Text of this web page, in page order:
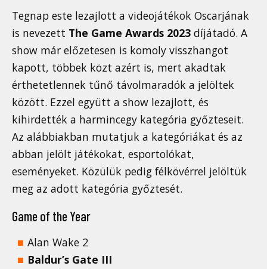
Tegnap este lezajlott a videojátékok Oscarjának
is nevezett The Game Awards 2023 díjátadó. A
show már előzetesen is komoly visszhangot
kapott, többek közt azért is, mert akadtak
érthetetlennek tűnő távolmaradók a jelöltek
között. Ezzel együtt a show lezajlott, és
kihirdették a harmincegy kategória győzteseit.
Az alábbiakban mutatjuk a kategóriákat és az
abban jelölt játékokat, esportolókat,
eseményeket. Közülük pedig félkövérrel jelöltük
meg az adott kategória győztesét.
Game of the Year
Alan Wake 2
Baldur’s Gate III